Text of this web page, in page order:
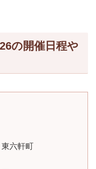
の開催日程や
六軒町